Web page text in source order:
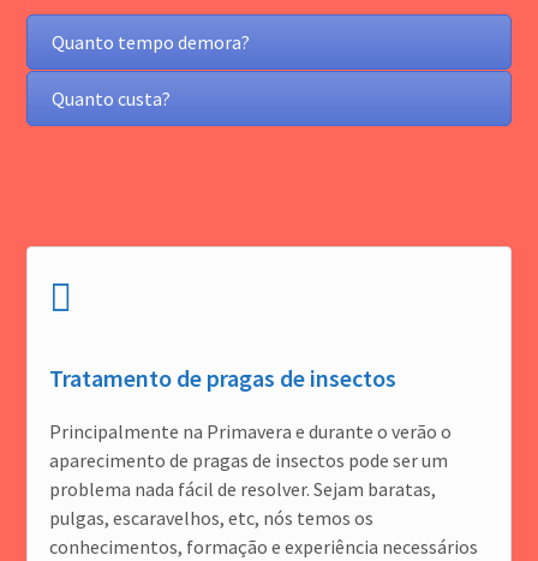
Quanto tempo demora?
Quanto custa?
Tratamento de pragas de insectos
Principalmente na Primavera e durante o verão o
aparecimento de pragas de insectos pode ser um
problema nada fácil de resolver. Sejam baratas,
pulgas, escaravelhos, etc, nós temos os
conhecimentos, formação e experiência necessários